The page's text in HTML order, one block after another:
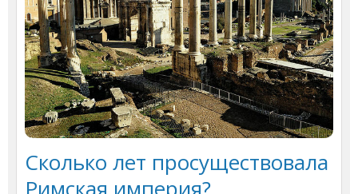
Сколько лет просуществовала